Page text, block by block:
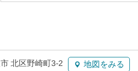
北区野崎町3-2 地図をみる